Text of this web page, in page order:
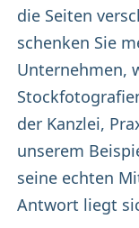
die Seiten
schenken Sie
Unternehmen,
der Kanzlei,
unserem
seine echten
Antwort liegt